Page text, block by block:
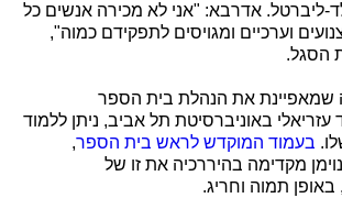
ליברטל. אדרבא: "אני לא מכירה אנשים כל
וערכיים ומגויסים לתפקידם כמוה",
הסגל.
שמאפיינת את הנהלת בית הספר
באוניברסיטת תל אביב, ניתן ללמוד
בעמוד המוקדש לראש בית הספר,
מקדימה בהיררכיה את זו של
תמוה וחריג.